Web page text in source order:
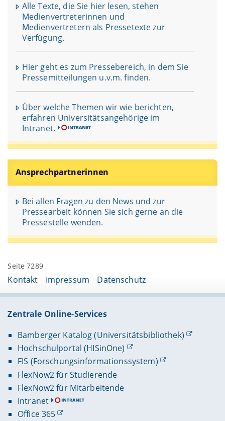
Alle Texte, die Sie hier lesen, stehen
Medienvertreterinnen und
Medienvertretern als Pressetexte zur
Verfügung.
Hier geht es zum Pressebereich, in dem Sie
Pressemitteilungen u.v.m. finden.
Über welche Themen wir wie berichten,
erfahren Universitätsangehörige im
Intranet.
Ansprechpartnerinnen
Bei allen Fragen zu den News und zur
Pressearbeit können Sie sich gerne an die
Pressestelle wenden.
Seite 7289
Kontakt Impressum Datenschutz
Zentrale Online-Services
Bamberger Katalog (Universitätsbibliothek)
Hochschulportal (HISinOne)
FIS (Forschungsinformationssystem)
FlexNow2 für Studierende
FlexNow2 für Mitarbeitende
Intranet
Office 365